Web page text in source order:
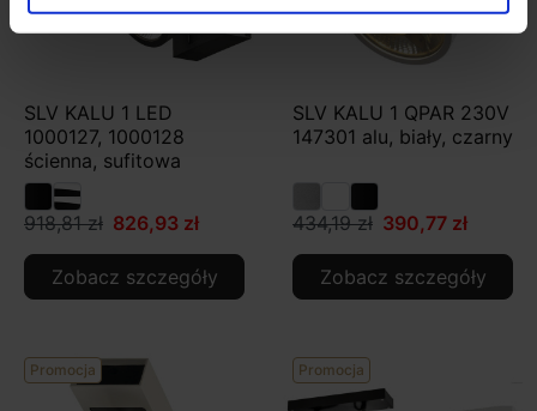
SLV KALU 1 LED
1000127, 1000128
ścienna, sufitowa
918,81 zł 826,93 zł
Zobacz szczegóły
SLV KALU 1 QPAR 230V
147301 alu, biały, czarny
434,19 zł 390,77 zł
Zobacz szczegóły
Promocja Promocja